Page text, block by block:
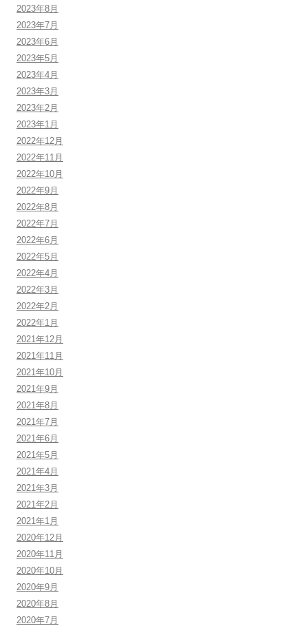
2023年8月
2023年7月
2023年6月
2023年5月
2023年4月
2023年3月
2023年2月
2023年1月
2022年12月
2022年11月
2022年10月
2022年9月
2022年8月
2022年7月
2022年6月
2022年5月
2022年4月
2022年3月
2022年2月
2022年1月
2021年12月
2021年11月
2021年10月
2021年9月
2021年8月
2021年7月
2021年6月
2021年5月
2021年4月
2021年3月
2021年2月
2021年1月
2020年12月
2020年11月
2020年10月
2020年9月
2020年8月
2020年7月